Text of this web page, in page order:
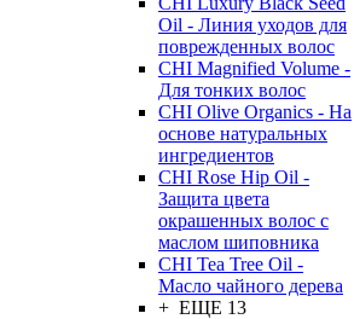
Oil - Линия уходов для
поврежденных волос
CHI Magnified Volume -
Для тонких волос
CHI Olive Organics - На
основе натуральных
ингредиентов
CHI Rose Hip Oil -
Защита цвета
окрашенных волос с
маслом шиповника
CHI Tea Tree Oil -
Масло чайного дерева
+ ЕЩЕ 13